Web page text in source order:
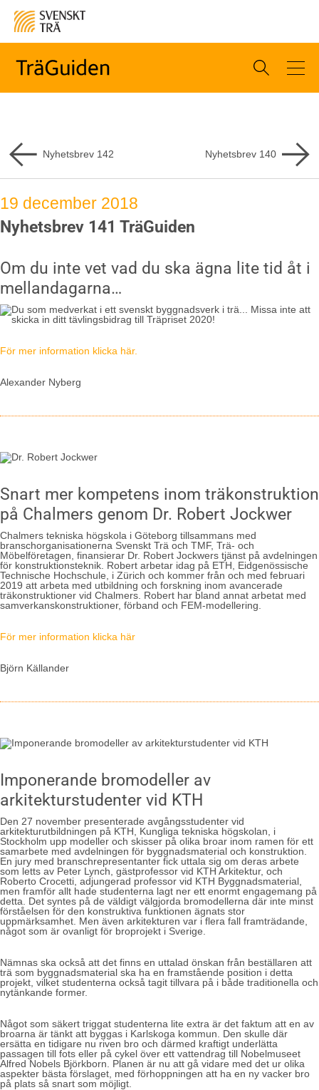
Nyhetsbrev 142 Nyhetsbrev 140
19 december 2018
Nyhetsbrev 141 TräGuiden
Om du inte vet vad du ska ägna lite tid åt i
mellandagarna…
För mer information klicka här.
Alexander Nyberg
Snart mer kompetens inom träkonstruktion
på Chalmers genom Dr. Robert Jockwer
Chalmers tekniska högskola i Göteborg tillsammans med
branschorganisationerna Svenskt Trä och TMF, Trä- och
Möbelföretagen, finansierar Dr. Robert Jockwers tjänst på avdelningen
för konstruktionsteknik. Robert arbetar idag på ETH, Eidgenössische
Technische Hochschule, i Zürich och kommer från och med februari
2019 att arbeta med utbildning och forskning inom avancerade
träkonstruktioner vid Chalmers. Robert har bland annat arbetat med
samverkanskonstruktioner, förband och FEM-modellering.
För mer information klicka här
Björn Källander
Imponerande bromodeller av
arkitekturstudenter vid KTH
Den 27 november presenterade avgångsstudenter vid
arkitekturutbildningen på KTH, Kungliga tekniska högskolan, i
Stockholm upp modeller och skisser på olika broar inom ramen för ett
samarbete med avdelningen för byggnadsmaterial och konstruktion.
En jury med branschrepresentanter fick uttala sig om deras arbete
som letts av Peter Lynch, gästprofessor vid KTH Arkitektur, och
Roberto Crocetti, adjungerad professor vid KTH Byggnadsmaterial,
men framför allt hade studenterna lagt ner ett enormt engagemang på
detta. Det syntes på de väldigt välgjorda bromodellerna där inte minst
förståelsen för den konstruktiva funktionen ägnats stor
uppmärksamhet. Men även arkitekturen var i flera fall framträdande,
något som är ovanligt för broprojekt i Sverige.
Nämnas ska också att det finns en uttalad önskan från beställaren att
trä som byggnadsmaterial ska ha en framstående position i detta
projekt, vilket studenterna också tagit tillvara på i både traditionella och
nytänkande former.
Något som säkert triggat studenterna lite extra är det faktum att en av
broarna är tänkt att byggas i Karlskoga kommun. Den skulle där
ersätta en tidigare nu riven bro och därmed kraftigt underlätta
passagen till fots eller på cykel över ett vattendrag till Nobelmuseet
Alfred Nobels Björkborn. Planen är nu att gå vidare med det ur olika
aspekter bästa förslaget, med förhoppningen att ha en ny vacker bro
på plats så snart som möjligt.